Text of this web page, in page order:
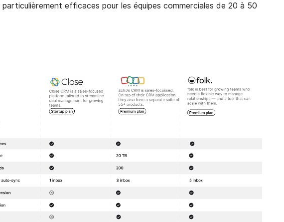
efficaces pour les équipes commerciales de 20 à 50